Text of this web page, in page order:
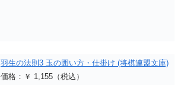
羽生の法則3 玉の囲い方・仕掛け (将棋連盟文庫)
価格：￥ 1,155（税込）